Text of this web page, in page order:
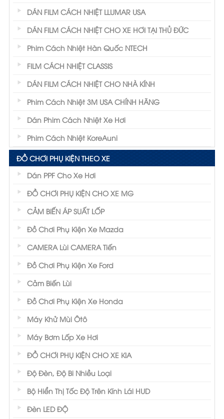
DÁN FILM CÁCH NHIỆT LLUMAR USA
DÁN FILM CÁCH NHIỆT CHO XE HƠI TẠI THỦ ĐỨC
Phim Cách Nhiệt Hàn Quốc NTECH
FILM CÁCH NHIỆT CLASSIS
DÁN FILM CÁCH NHIỆT CHO NHÀ KÍNH
Phim Cách Nhiệt 3M USA CHÍNH HÃNG
Dán Phim Cách Nhiệt Xe Hơi
Phim Cách Nhiệt KoreAuni
ĐỒ CHƠI PHỤ KIỆN THEO XE
Dán PPF Cho Xe Hơi
ĐỒ CHƠI PHỤ KIỆN CHO XE MG
CẢM BIẾN ÁP SUẤT LỐP
Đồ Chơi Phụ Kiện Xe Mazda
CAMERA Lùi CAMERA Tiến
Đồ Chơi Phụ Kiện Xe Ford
Cảm Biến Lùi
Đồ Chơi Phụ Kiện Xe Honda
Máy Khử Mùi Ôtô
Máy Bơm Lốp Xe Hơi
ĐỒ CHƠI PHỤ KIỆN CHO XE KIA
Độ Đèn, Độ Bi Nhiều Loại
Bộ Hiển Thị Tốc Độ Trên Kính Lái HUD
Đèn LED ĐỘ